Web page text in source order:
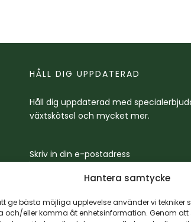
Hantera samtycke
ge bästa möjliga upplevelse använder vi tekniker
och/eller komma åt enhetsinformation. Genom att
HÅLL DIG UPPDATERAD
Håll dig uppdaterad med
växtskötsel och mycket mer.